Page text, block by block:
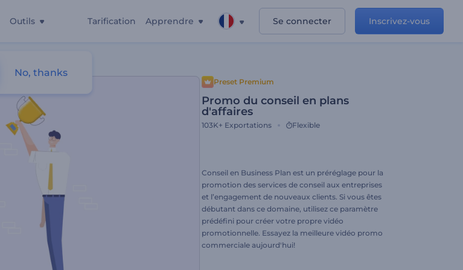
Outils Tarification Apprendre Se connecter Inscrivez-vous
Preset Premium
Promo du conseil en plans
d'affaires
103K+ Exportations Flexible
Conseil en Business Plan est un préréglage pour la
promotion des services de conseil aux entreprises
et l’engagement de nouveaux clients. Si vous êtes
débutant dans ce domaine, utilisez ce paramètre
prédéfini pour créer votre propre vidéo
promotionnelle. Essayez la meilleure vidéo promo
commerciale aujourd'hui!
No, thanks